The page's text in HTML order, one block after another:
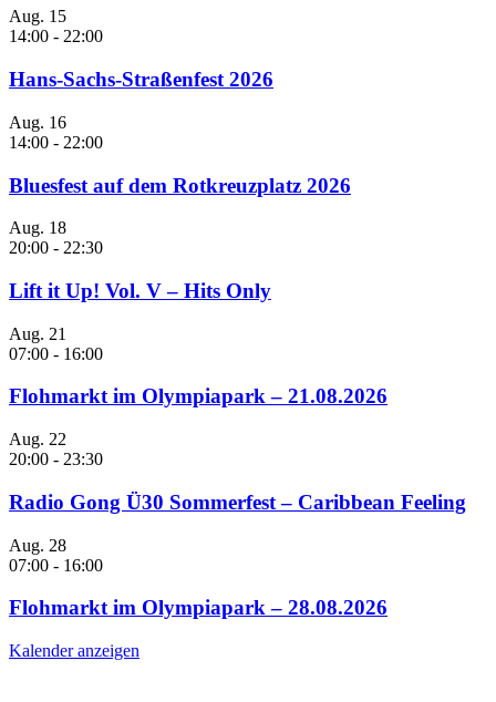
Aug. 15
14:00 - 22:00
Hans-Sachs-Straßenfest 2026
Aug. 16
14:00 - 22:00
Bluesfest auf dem Rotkreuzplatz 2026
Aug. 18
20:00 - 22:30
Lift it Up! Vol. V – Hits Only
Aug. 21
07:00 - 16:00
Flohmarkt im Olympiapark – 21.08.2026
Aug. 22
20:00 - 23:30
Radio Gong Ü30 Sommerfest – Caribbean Feeling
Aug. 28
07:00 - 16:00
Flohmarkt im Olympiapark – 28.08.2026
Kalender anzeigen